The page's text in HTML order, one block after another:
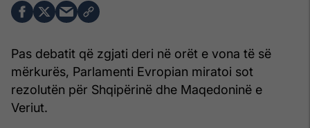
Pas debatit që zgjati deri në orët e vona të së
mërkurës, Parlamenti Evropian miratoi sot
rezolutën për Shqipërinë dhe Maqedoninë e
Veriut.